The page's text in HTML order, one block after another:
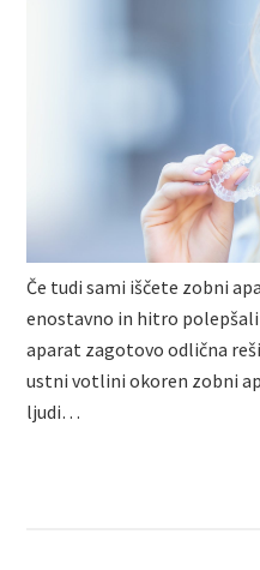
Če tudi sami iščete zobni
enostavno in hitro polepšali
aparat zagotovo odlična
ustni votlini okoren zobni
ljudi…